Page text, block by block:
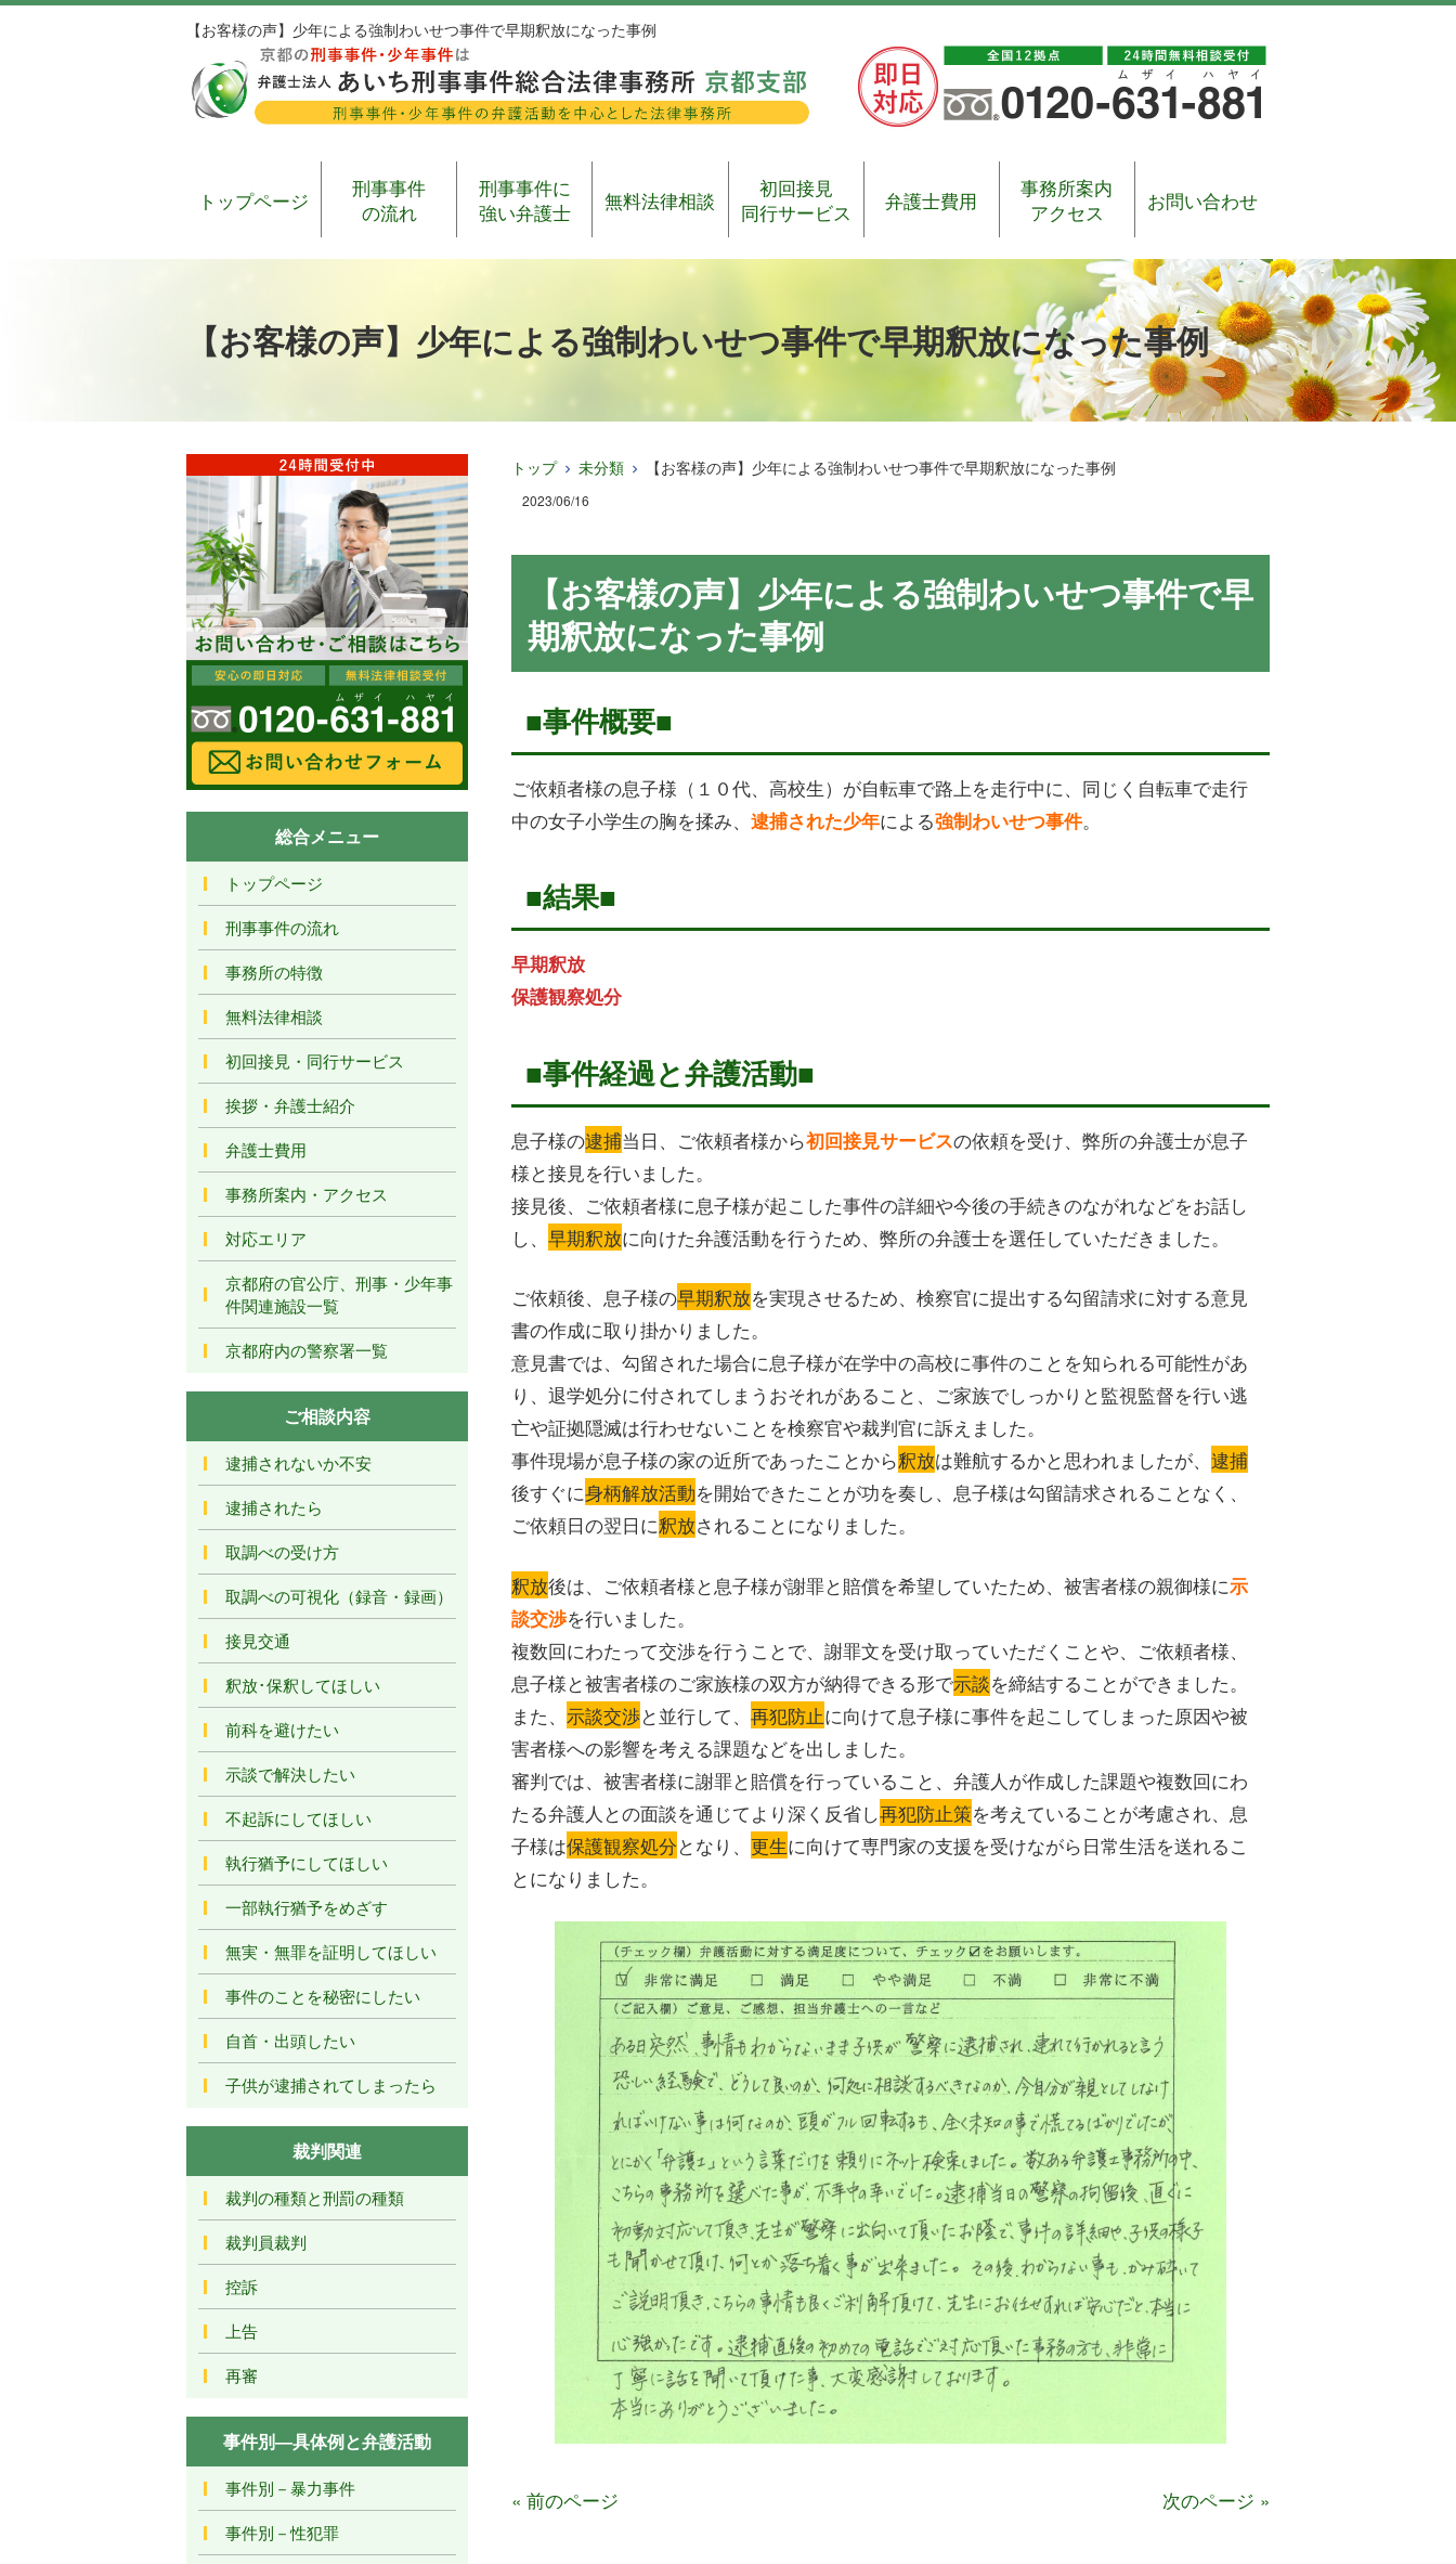
【お客様の声】少年による強制わいせつ事件で早期釈放になった事例
トップページ
刑事事件
の流れ
刑事事件に
強い弁護士
無料法律相談
初回接見
同行サービス
弁護士費用
事務所案内
アクセス
お問い合わせ
【お客様の声】少年による強制わいせつ事件で早期釈放になった事例
トップ 未分類 【お客様の声】少年による強制わいせつ事件で早期釈放になった事例
2023/06/16
【お客様の声】少年による強制わいせつ事件で早
期釈放になった事例
■事件概要■
ご依頼者様の息子様（１０代、高校生）が自転車で路上を走行中に、同じく自転車で走行
中の女子小学生の胸を揉み、 逮捕された少年による強制わいせつ事件。
■結果■
早期釈放
保護観察処分
■事件経過と弁護活動■
息子様の逮捕当日、ご依頼者様から初回接見サービスの依頼を受け、弊所の弁護士が息子
様と接見を行いました。
接見後、ご依頼者様に息子様が起こした事件の詳細や今後の手続きのながれなどをお話し
し、 早期釈放に向けた弁護活動を行うため、弊所の弁護士を選任していただきました。
ご依頼後、息子様の早期釈放を実現させるため、検察官に提出する勾留請求に対する意見
書の作成に取り掛かりました。
意見書では、勾留された場合に息子様が在学中の高校に事件のことを知られる可能性があ
り、退学処分に付されてしまうおそれがあること、ご家族でしっかりと監視監督を行い逃
亡や証拠隠滅は行わせないことを検察官や裁判官に訴えました。
事件現場が息子様の家の近所であったことから釈放は難航するかと思われましたが、 逮捕
後すぐに身柄解放活動を開始できたことが功を奏し、息子様は勾留請求されることなく、
ご依頼日の翌日に釈放されることになりました。
釈放後は、ご依頼者様と息子様が謝罪と賠償を希望していたため、被害者様の親御様に示
談交渉を行いました。
複数回にわたって交渉を行うことで、謝罪文を受け取っていただくことや、ご依頼者様、
息子様と被害者様のご家族様の双方が納得できる形で示談を締結することができました。
また、 示談交渉と並行して、 再犯防止に向けて息子様に事件を起こしてしまった原因や被
害者様への影響を考える課題などを出しました。
審判では、被害者様に謝罪と賠償を行っていること、弁護人が作成した課題や複数回にわ
たる弁護人との面談を通じてより深く反省し再犯防止策を考えていることが考慮され、息
子様は保護観察処分となり、 更生に向けて専門家の支援を受けながら日常生活を送れるこ
とになりました。
« 前のページ 次のページ »
総合メニュー
トップページ
刑事事件の流れ
事務所の特徴
無料法律相談
初回接見・同行サービス
挨拶・弁護士紹介
弁護士費用
事務所案内・アクセス
対応エリア
京都府の官公庁、刑事・少年事
件関連施設一覧
京都府内の警察署一覧
ご相談内容
逮捕されないか不安
逮捕されたら
取調べの受け方
取調べの可視化（録音・録画）
接見交通
釈放･保釈してほしい
前科を避けたい
示談で解決したい
不起訴にしてほしい
執行猶予にしてほしい
一部執行猶予をめざす
無実・無罪を証明してほしい
事件のことを秘密にしたい
自首・出頭したい
子供が逮捕されてしまったら
裁判関連
裁判の種類と刑罰の種類
裁判員裁判
控訴
上告
再審
事件別―具体例と弁護活動
事件別－暴力事件
事件別－性犯罪